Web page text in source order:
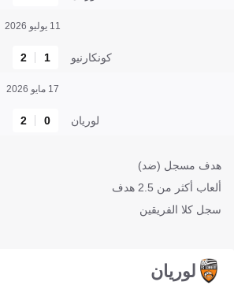
11 يوليو 2026
كونكارنيو 1
2
17 مايو 2026
لوريان 0
2
هدف مسجل (ضد)
ألعاب أكثر من 2.5 هدف
سجل كلا الفريقين
لوريان